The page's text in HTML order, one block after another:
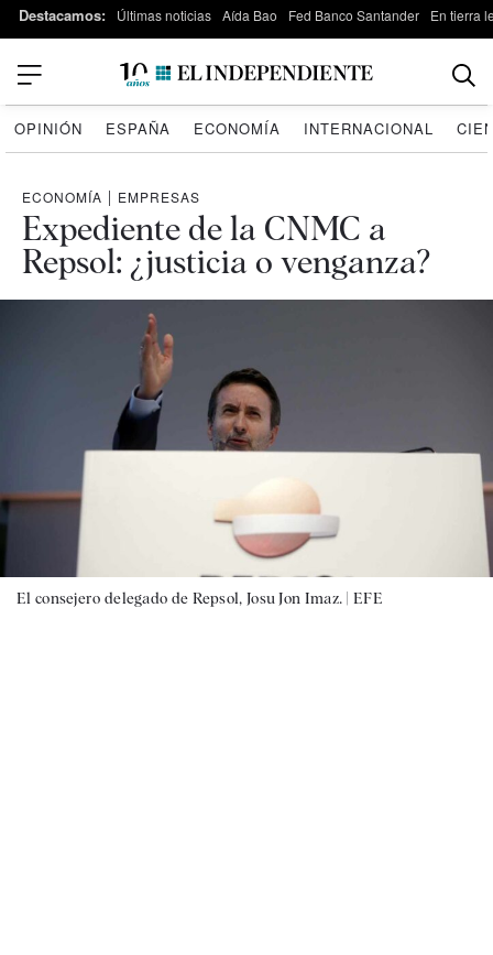
Destacamos: Últimas noticias Aída Bao Fed Banco Santander En tierra
OPINIÓN ESPAÑA ECONOMÍA INTERNACIONAL
ECONOMÍA | EMPRESAS
Expediente de la CNMC a
Repsol: ¿justicia o venganza?
El consejero delegado de Repsol, Josu Jon Imaz. | EFE